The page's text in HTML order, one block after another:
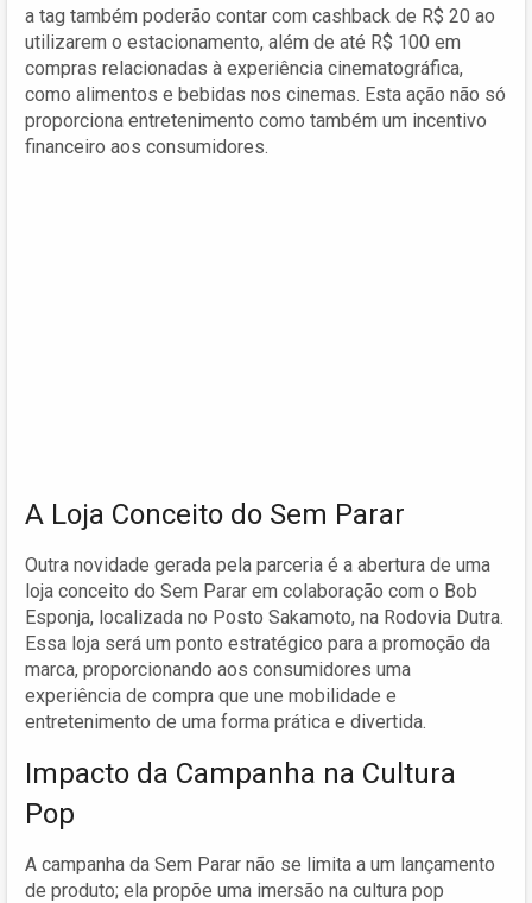
a tag também poderão contar com cashback de R$ 20 ao
utilizarem o estacionamento, além de até R$ 100 em
compras relacionadas à experiência cinematográfica,
como alimentos e bebidas nos cinemas. Esta ação não só
proporciona entretenimento como também um incentivo
financeiro aos consumidores.
A Loja Conceito do Sem Parar
Outra novidade gerada pela parceria é a abertura de uma
loja conceito do Sem Parar em colaboração com o Bob
Esponja, localizada no Posto Sakamoto, na Rodovia Dutra.
Essa loja será um ponto estratégico para a promoção da
marca, proporcionando aos consumidores uma
experiência de compra que une mobilidade e
entretenimento de uma forma prática e divertida.
Impacto da Campanha na Cultura
Pop
A campanha da Sem Parar não se limita a um lançamento
de produto; ela propõe uma imersão na cultura pop